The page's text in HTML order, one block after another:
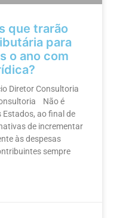
que trarão
para
o ano com
Diretor Consultoria
Não é
Estados, ao final de
de incrementar
às despesas
sempre